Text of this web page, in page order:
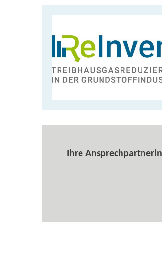
Ihre Ansprechpartnerin